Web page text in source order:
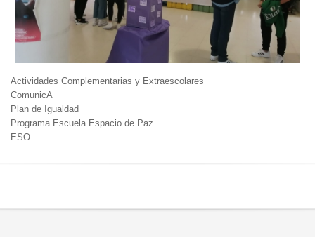
Actividades Complementarias y Extraescolares
ComunicA
Plan de Igualdad
Programa Escuela Espacio de Paz
ESO